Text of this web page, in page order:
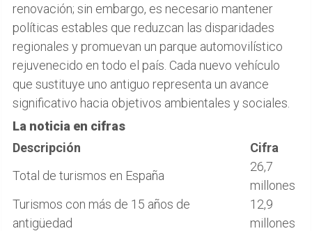
renovación; sin embargo, es necesario mantener
políticas estables que reduzcan las disparidades
regionales y promuevan un parque automovilístico
rejuvenecido en todo el país. Cada nuevo vehículo
que sustituye uno antiguo representa un avance
significativo hacia objetivos ambientales y sociales.
La noticia en cifras
Descripción
Cifra
Total de turismos en España
26,7
millones
Turismos con más de 15 años de
antigüedad
12,9
millones